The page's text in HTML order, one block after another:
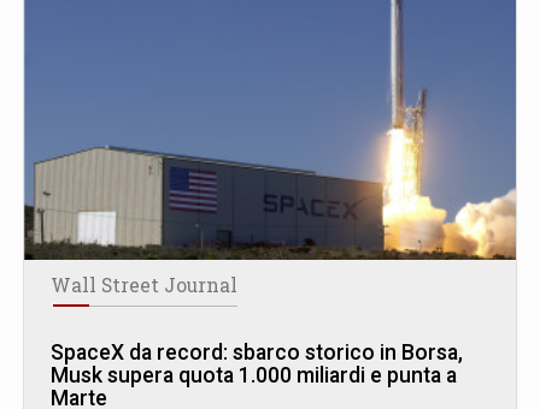
Wall Street Journal
SpaceX da record: sbarco storico in Borsa,
Musk supera quota 1.000 miliardi e punta a
Marte